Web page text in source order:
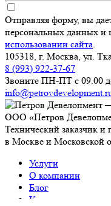
Отправляя форму, вы
персональных данных и
использовании сайта
105318, г. Москва, ул.
8 (993) 922-37-67
Звоните ПН-ПТ с 09.00
ООО «Петров
Технический заказчик
в Москве и Московской
Услуги
О компании
Блог
Контакты